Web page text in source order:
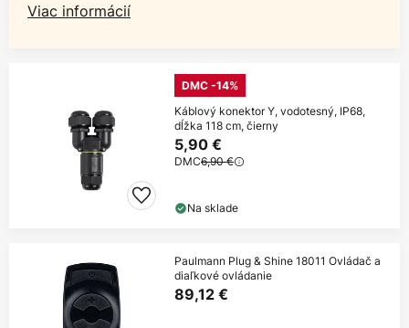
Viac informácií
DMC -14%
Káblový konektor Y, vodotesný, IP68,
dĺžka 118 cm, čierny
5,90 €
DMC6,90 €
Na sklade
Paulmann Plug & Shine 18011 Ovládač a
diaľkové ovládanie
89,12 €